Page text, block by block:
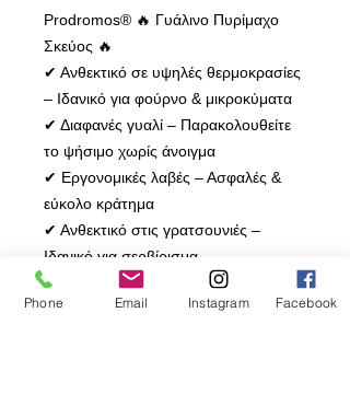
Prodromos® 🔥 Γυάλινο Πυρίμαχο
Σκεύος 🔥
✔ Ανθεκτικό σε υψηλές θερμοκρασίες
– Ιδανικό για φούρνο & μικροκύματα
✔ Διαφανές γυαλί – Παρακολουθείτε
το ψήσιμο χωρίς άνοιγμα
✔ Εργονομικές λαβές – Ασφαλές &
εύκολο κράτημα
✔ Ανθεκτικό στις γρατσουνιές –
Ιδανικό για σερβίρισμα
✔ Κατάλληλο για πλυντήριο πιάτων
📏 Διαθέσιμα Μεγέθη:
Phone Email Instagram Facebook